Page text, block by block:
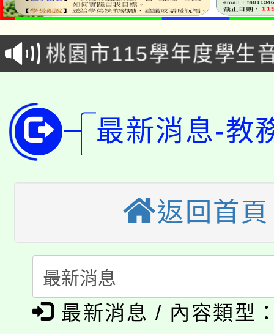
代理(課)教師甄選結果(
「2026金融保險知識
車」活動
桃園市115學年度學生
生本土語及新住民語歌
公告本校115學年度第
代理(課)教師甄選結果(
公告本校115學年度第
代理(課)教師甄選結果(
轉知中國文化大學推廣
程，歡迎學生輔導中心
心理、諮商輔導、社會
系所師生報名參加。
縣市「校園短影音徵
踴躍報名參加。
桃園市115學年度學生
「桃園市補助參觀特色
展演活動實施計畫」
115年度「教育部表揚
義教育推展貢獻獎」
公告本校115學年度第
代理(課)教師甄選結果(
「2026金融保險知識
最新消息-教
返回首頁
最新消息 / 內容類型